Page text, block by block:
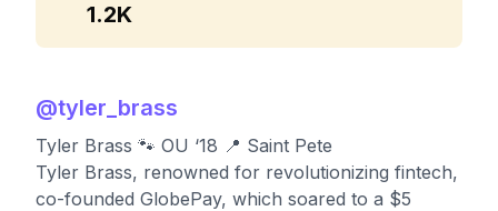
1.2K
@tyler_brass
Tyler Brass 🐾 OU ‘18 📍 Saint Pete
Tyler Brass, renowned for revolutionizing fintech,
co-founded GlobePay, which soared to a $5